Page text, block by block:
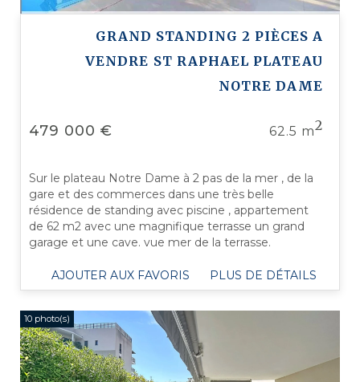
GRAND STANDING 2 PIÈCES A
VENDRE ST RAPHAEL PLATEAU
NOTRE DAME
62.5 m2
479 000 €
Sur le plateau Notre Dame à 2 pas de la mer , de la
gare et des commerces dans une très belle
résidence de standing avec piscine , appartement
de 62 m2 avec une magnifique terrasse un grand
garage et une cave. vue mer de la terrasse.
AJOUTER AUX FAVORIS PLUS DE DÉTAILS
10 photo(s)